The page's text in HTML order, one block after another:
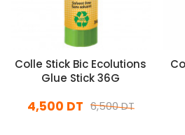
Colle Stick Bic Ecolutions
Glue Stick 36G
6,500 DT
4,500 DT